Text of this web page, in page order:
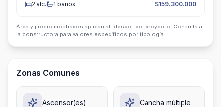
2 alc. 1 baños $159.300.000
Área y precio mostrados aplican al "desde" del proyecto. Consulta a
la constructora para valores específicos por tipología.
Zonas Comunes
Ascensor(es) Cancha múltiple